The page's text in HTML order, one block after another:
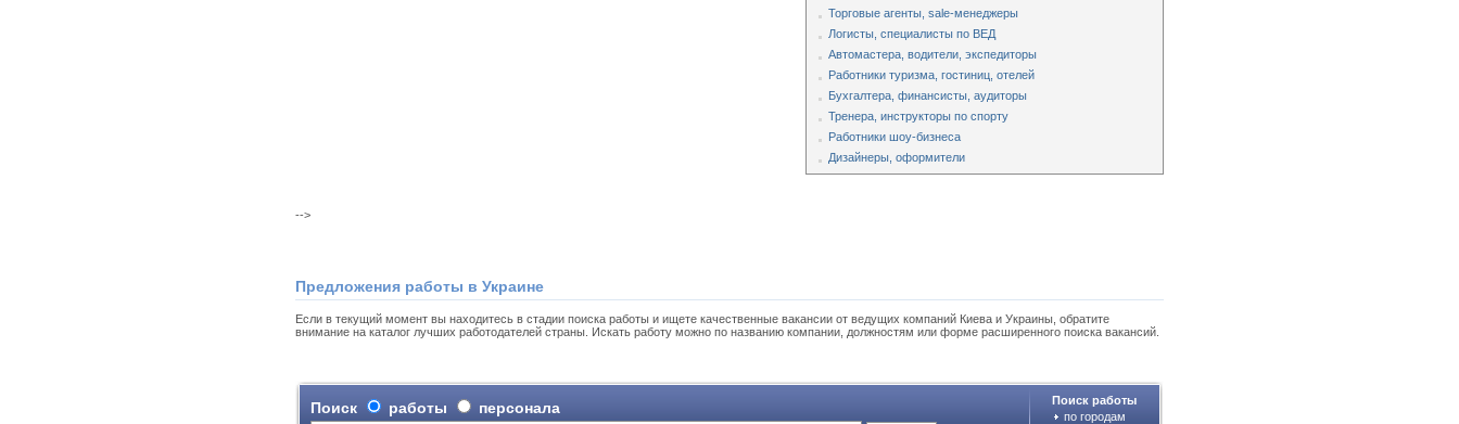
Торговые агенты, sale-менеджеры
Логисты, специалисты по ВЕД
Автомастера, водители, экспедиторы
Работники туризма, гостиниц, отелей
Бухгалтера, финансисты, аудиторы
Тренера, инструкторы по спорту
Работники шоу-бизнеса
Дизайнеры, оформители
-->
Предложения работы в Украине
Если в текущий момент вы находитесь в стадии поиска работы и ищете качественные вакансии от ведущих компаний Киева и Украины, обратите
внимание на каталог лучших работодателей страны. Искать работу можно по названию компании, должностям или форме расширенного поиска вакансий.
Поиск работы персонала
Поиск работы
по городам